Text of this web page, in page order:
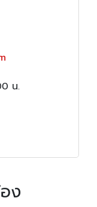
น.
ง